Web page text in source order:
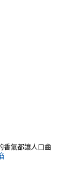
香氣都讓人口齒